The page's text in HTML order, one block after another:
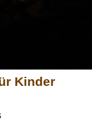
Kinder